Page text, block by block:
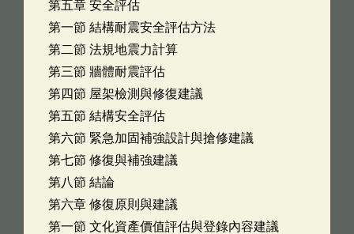
第五章 安全評估
第一節 結構耐震安全評估方法
第二節 法規地震力計算
第三節 牆體耐震評估
第四節 屋架檢測與修復建議
第五節 結構安全評估
第六節 緊急加固補強設計與搶修建議
第七節 修復與補強建議
第八節 結論
第六章 修復原則與建議
第一節 文化資產價值評估與登錄內容建議